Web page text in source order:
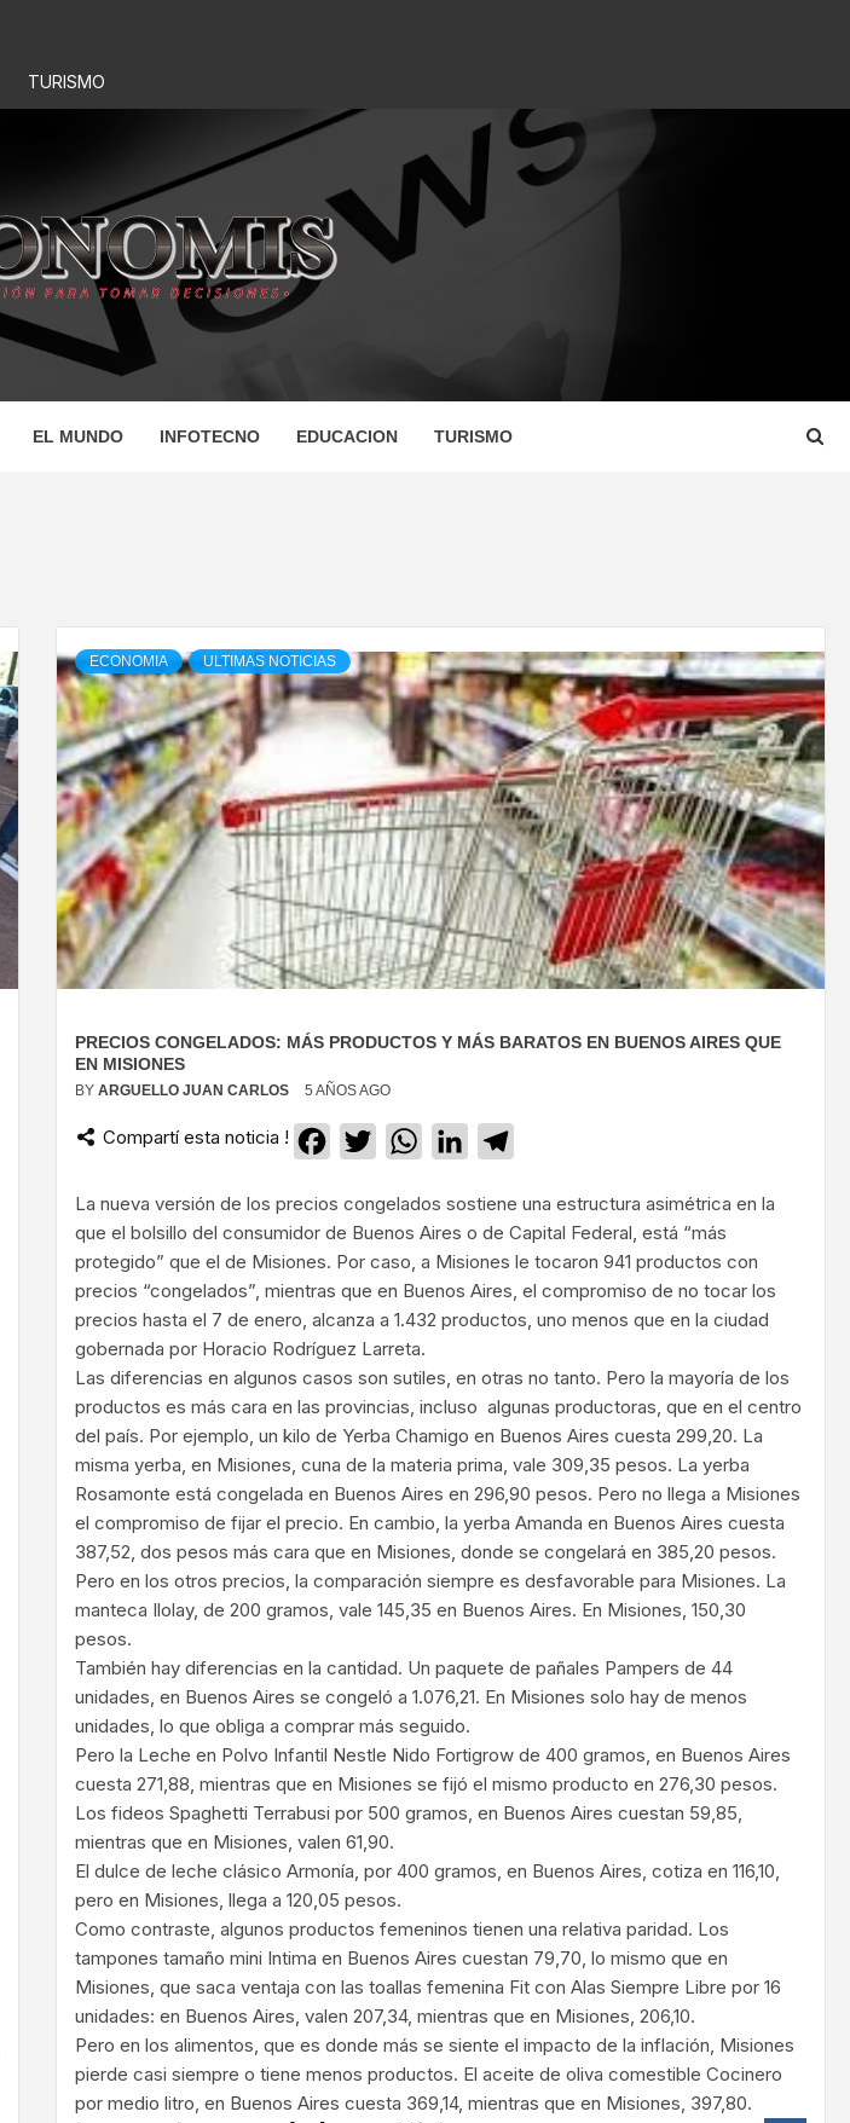
TURISMO
EL MUNDO INFOTECNO EDUCACION TURISMO
ECONOMIA ULTIMAS NOTICIAS
PRECIOS CONGELADOS: MÁS PRODUCTOS Y MÁS BARATOS EN BUENOS AIRES QUE
EN MISIONES
BY ARGUELLO JUAN CARLOS 5 AÑOS AGO
Compartí esta noticia ! Facebook
TwitterWhatsApp
LinkedIn
La nueva versión de los precios congelados sostiene una estructura asimétrica en la
que el bolsillo del consumidor de Buenos Aires o de Capital Federal, está “más
protegido” que el de Misiones. Por caso, a Misiones le tocaron 941 productos con
precios “congelados”, mientras que en Buenos Aires, el compromiso de no tocar los
precios hasta el 7 de enero, alcanza a 1.432 productos, uno menos que en la ciudad
gobernada por Horacio Rodríguez Larreta.
Las diferencias en algunos casos son sutiles, en otras no tanto. Pero la mayoría de los
productos es más cara en las provincias, incluso algunas productoras, que en el centro
del país. Por ejemplo, un kilo de Yerba Chamigo en Buenos Aires cuesta 299,20. La
misma yerba, en Misiones, cuna de la materia prima, vale 309,35 pesos. La yerba
Rosamonte está congelada en Buenos Aires en 296,90 pesos. Pero no llega a Misiones
el compromiso de fijar el precio. En cambio, la yerba Amanda en Buenos Aires cuesta
387,52, dos pesos más cara que en Misiones, donde se congelará en 385,20 pesos.
Pero en los otros precios, la comparación siempre es desfavorable para Misiones. La
manteca Ilolay, de 200 gramos, vale 145,35 en Buenos Aires. En Misiones, 150,30
pesos.
También hay diferencias en la cantidad. Un paquete de pañales Pampers de 44
unidades, en Buenos Aires se congeló a 1.076,21. En Misiones solo hay de menos
unidades, lo que obliga a comprar más seguido.
Pero la Leche en Polvo Infantil Nestle Nido Fortigrow de 400 gramos, en Buenos Aires
cuesta 271,88, mientras que en Misiones se fijó el mismo producto en 276,30 pesos.
Los fideos Spaghetti Terrabusi por 500 gramos, en Buenos Aires cuestan 59,85,
mientras que en Misiones, valen 61,90.
El dulce de leche clásico Armonía, por 400 gramos, en Buenos Aires, cotiza en 116,10,
pero en Misiones, llega a 120,05 pesos.
Como contraste, algunos productos femeninos tienen una relativa paridad. Los
tampones tamaño mini Intima en Buenos Aires cuestan 79,70, lo mismo que en
Misiones, que saca ventaja con las toallas femenina Fit con Alas Siempre Libre por 16
unidades: en Buenos Aires, valen 207,34, mientras que en Misiones, 206,10.
Pero en los alimentos, que es donde más se siente el impacto de la inflación, Misiones
pierde casi siempre o tiene menos productos. El aceite de oliva comestible Cocinero
por medio litro, en Buenos Aires cuesta 369,14, mientras que en Misiones, 397,80.